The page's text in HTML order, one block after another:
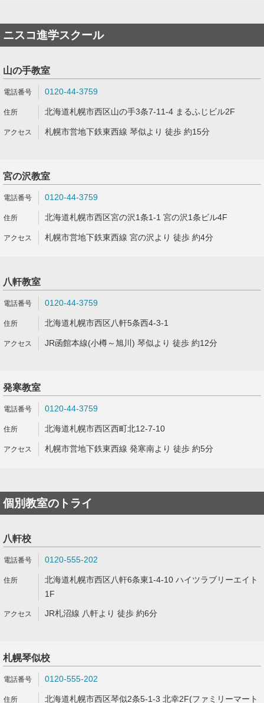
ニスコ進学スクール
山の手教室
0120-44-3759
北海道札幌市西区山の手3条7-11-4 まるふじビル2F
札幌市営地下鉄東西線 琴似より 徒歩 約15分
宮の沢教室
0120-44-3759
北海道札幌市西区宮の沢1条1-1 宮の沢1条ビル4F
札幌市営地下鉄東西線 宮の沢より 徒歩 約4分
八軒教室
0120-44-3759
北海道札幌市西区八軒5条西4-3-1
JR函館本線(小樽～旭川) 琴似より 徒歩 約12分
発寒教室
0120-44-3759
北海道札幌市西区西町北12-7-10
札幌市営地下鉄東西線 発寒南より 徒歩 約5分
個別教室のトライ
八軒校
0120-555-202
北海道札幌市西区八軒6条東1-4-10 ハイツラブリーエイト
1F
JR札沼線 八軒より 徒歩 約6分
札幌琴似校
0120-555-202
北海道札幌市西区琴似2条5-1-3 北幸2F(ファミリーマート